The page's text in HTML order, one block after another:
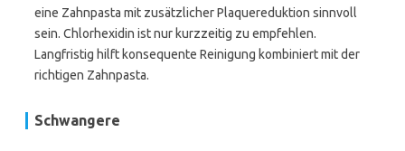
eine Zahnpasta mit zusätzlicher Plaquereduktion sinnvoll
sein. Chlorhexidin ist nur kurzzeitig zu empfehlen.
Langfristig hilft konsequente Reinigung kombiniert mit der
richtigen Zahnpasta.
Schwangere